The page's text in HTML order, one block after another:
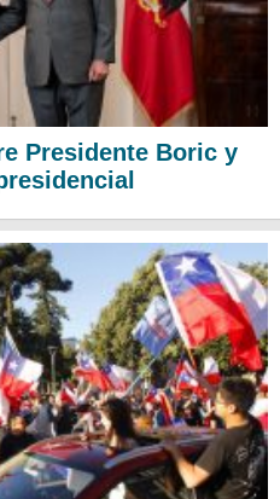
Presidente Boric y